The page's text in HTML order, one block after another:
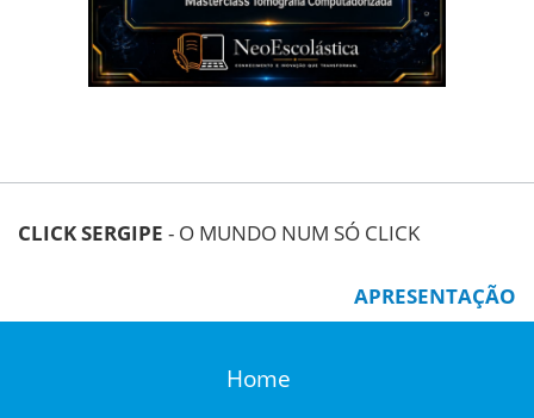
CLICK SERGIPE - O MUNDO NUM SÓ CLICK
APRESENTAÇÃO
Home